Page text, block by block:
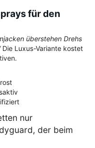
für den
überstehen Drehs
Die Luxus-Variante kostet
nur
der beim